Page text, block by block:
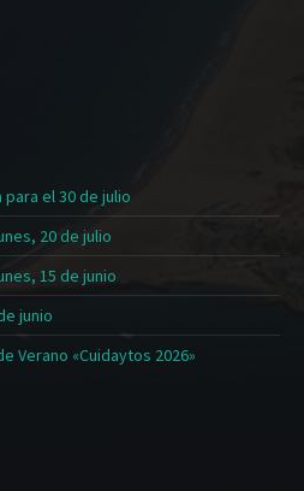
el 30 de julio
20 de julio
15 de junio
junio
Verano «Cuidaytos 2026»